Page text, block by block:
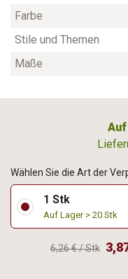
Farbe
Stile und Themen
Maße
Auf
Wählen Sie die Art der
1 Stk
Auf Lager > 20 Stk
6,26 € / Stk